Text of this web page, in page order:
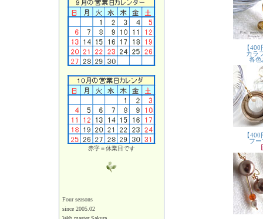
赤字＝休業日です
Four seasons
since 2005.02